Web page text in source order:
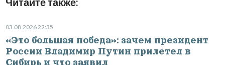
03.08.2026 22:35
«Это большая победа»: зачем президент
России Владимир Путин прилетел в
Сибирь и что заявил